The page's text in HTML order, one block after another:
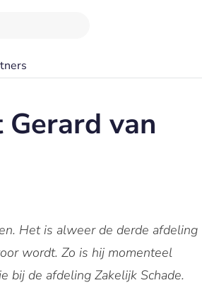
van
Het is alweer de derde afdeling
wordt. Zo is hij momenteel
bij de afdeling Zakelijk Schade.